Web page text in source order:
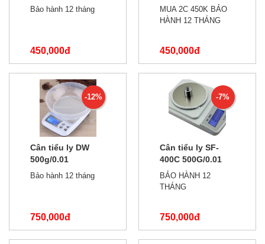
Bảo hành 12 tháng
450,000đ
650,000đ
MUA 2C 450K BẢO
HÀNH 12 THÁNG
450,000đ
650,000đ
-12%
Cân tiểu ly DW
500g/0.01
Bảo hành 12 tháng
750,000đ
850,000đ
-7%
Cân tiểu ly SF-
400C 500G/0.01
BẢO HÀNH 12
THÁNG
750,000đ
800,000đ